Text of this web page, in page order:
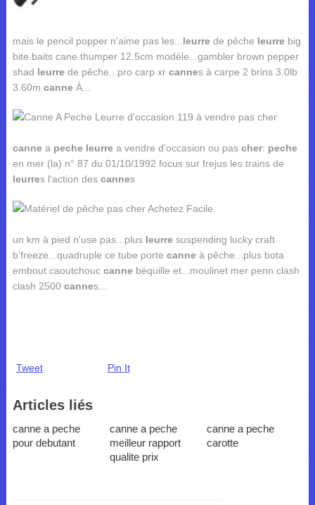
mais le pencil popper n'aime pas les... leurrede pêche leurrebig
bite baits cane thumper 12.5cm modèle...gambler brown pepper
shad leurrede pêche...pro carp xr cannes à carpe 2 brins 3.0lb
3.60m canneÀ...
cannea peche leurrea vendre d'occasion ou pas cher: peche
en mer (la) n° 87 du 01/10/1992 focus sur frejus les trains de
leurres l'action des cannes
un km à pied n'use pas...plus leurresuspending lucky craft
b'freeze...quadruple ce tube porte canneà pêche...plus bota
embout caoutchouc cannebéquille et...moulinet mer penn clash
clash 2500 cannes...
Tweet Pin It
Articles liés
canne a peche
pour debutant
canne a peche
meilleur rapport
qualite prix
canne a peche
carotte